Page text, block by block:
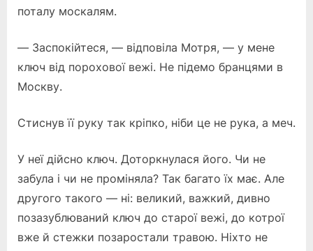
поталу москалям.
— Заспокійтеся, — відповіла Мотря, — у мене
ключ від порохової вежі. Не підемо бранцями в
Москву.
Стиснув її руку так кріпко, ніби це не рука, а меч.
У неї дійсно ключ. Доторкнулася його. Чи не
забула і чи не проміняла? Так багато їх має. Але
другого такого — ні: великий, важкий, дивно
позазублюваний ключ до старої вежі, до котрої
вже й стежки позаростали травою. Ніхто не